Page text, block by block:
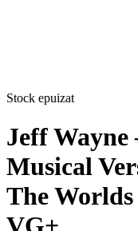
Stock epuizat
Jeff Wayne
Musical
The